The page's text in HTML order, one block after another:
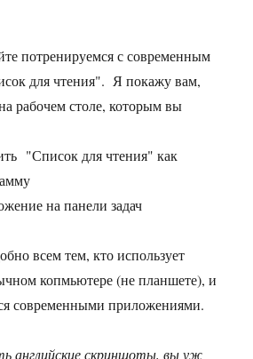
потренируемся с современным
для чтения". Я покажу вам,
рабочем столе, которым вы
"Список для чтения" как
на панели задач
всем тем, кто использует
копмьютере (не планшете), и
современными приложениями.
английские скриншоты, вы уж